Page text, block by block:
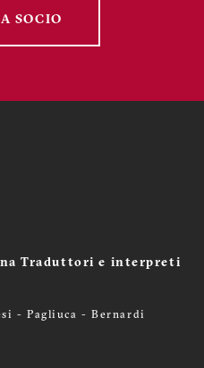
SOCIO
Traduttori e interpreti
- Pagliuca - Bernardi